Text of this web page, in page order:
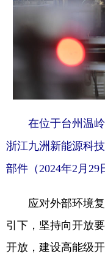
在位于台州温
浙江九洲新能源科
部件（2024年2月
应对外部环境
引下，坚持向开放
开放，建设高能级开